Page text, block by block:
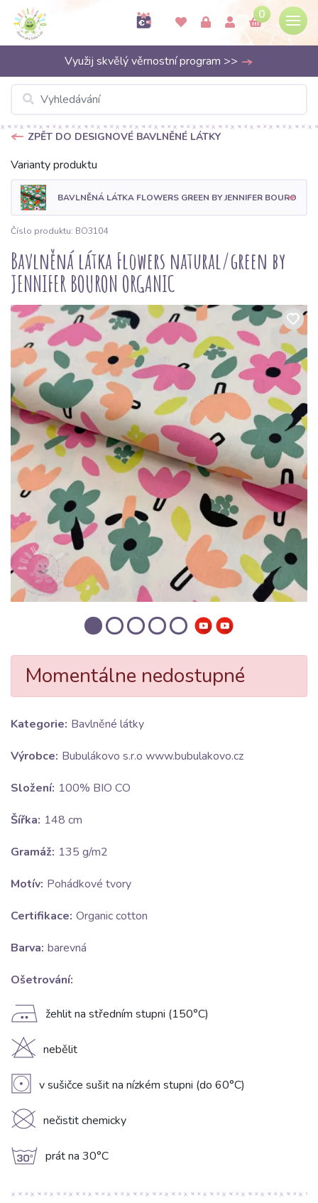
0
Využij skvělý věrnostní program >>
ZPĚT DO DESIGNOVÉ BAVLNĚNÉ LÁTKY
Varianty produktu
BAVLNĚNÁ LÁTKA FLOWERS GREEN BY JENNIFER BOURON
Číslo produktu: BO3104
Bavlněná látka Flowers natural/green by
JENNIFER BOURON ORGANIC
Momentálne nedostupné
Kategorie: Bavlněné látky
Výrobce: Bubulákovo s.r.o www.bubulakovo.cz
Složení: 100% BIO CO
Šířka: 148 cm
Gramáž: 135 g/m2
Motív: Pohádkové tvory
Certifikace: Organic cotton
Barva: barevná
Ošetrování:
E žehlit na středním stupni (150°C)
H nebělit
V v sušičce sušit na nízkém stupni (do 60°C)
K nečistit chemicky
g prát na 30°C